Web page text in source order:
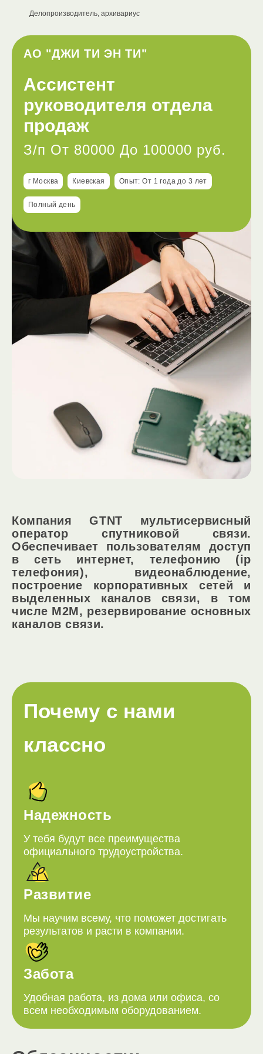
АО "ДЖИ ТИ ЭН ТИ"
Делопроизводитель, архивариус
Ассистент
руководителя отдела
продаж
З/п От 80000 До 100000 руб.
г Москва Киевская Опыт: От 1 года до 3 лет
Полный день
Компания GTNT мультисервисный
оператор спутниковой связи.
Обеспечивает пользователям доступ
в сеть интернет, телефонию (ip
телефония), видеонаблюдение,
построение корпоративных сетей и
выделенных каналов связи, в том
числе M2M, резервирование основных
каналов связи.
Почему с нами
классно
Надежность
У тебя будут все преимущества
официального трудоустройства.
Развитие
Мы научим всему, что поможет достигать
результатов и расти в компании.
Забота
Удобная работа, из дома или офиса, со
всем необходимым оборудованием.